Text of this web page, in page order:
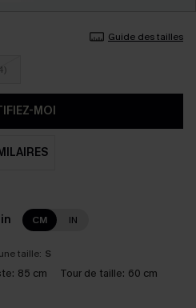
Guide des tailles
MOI
CM IN
taille: S
85 cm Tour de taille: 60 cm